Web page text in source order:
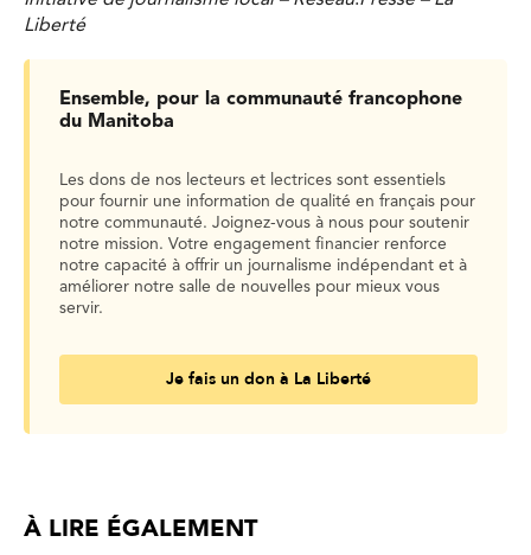
Liberté
Ensemble, pour la communauté francophone
du Manitoba
Les dons de nos lecteurs et lectrices sont essentiels
pour fournir une information de qualité en français pour
notre communauté. Joignez-vous à nous pour soutenir
notre mission. Votre engagement financier renforce
notre capacité à offrir un journalisme indépendant et à
améliorer notre salle de nouvelles pour mieux vous
servir.
Je fais un don à La Liberté
À LIRE ÉGALEMENT